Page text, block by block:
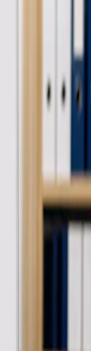
de falta ao
dos
patronais. Marque
Trabalho
Marcar
registados